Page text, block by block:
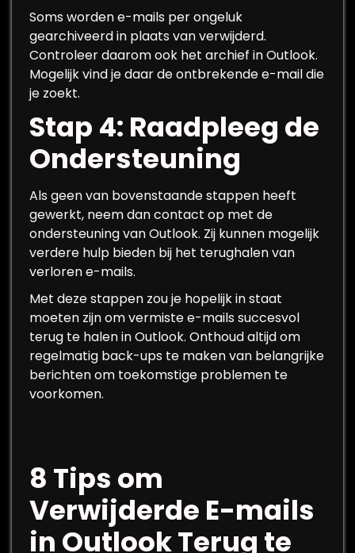
Soms worden e-mails per ongeluk
gearchiveerd in plaats van verwijderd.
Controleer daarom ook het archief in Outlook.
Mogelijk vind je daar de ontbrekende e-mail die
je zoekt.
Stap 4: Raadpleeg de
Ondersteuning
Als geen van bovenstaande stappen heeft
gewerkt, neem dan contact op met de
ondersteuning van Outlook. Zij kunnen mogelijk
verdere hulp bieden bij het terughalen van
verloren e-mails.
Met deze stappen zou je hopelijk in staat
moeten zijn om vermiste e-mails succesvol
terug te halen in Outlook. Onthoud altijd om
regelmatig back-ups te maken van belangrijke
berichten om toekomstige problemen te
voorkomen.
8 Tips om
Verwijderde E-mails
in Outlook Terug te